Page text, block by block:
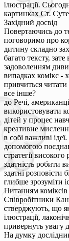
ілюстрації.
картинках Ст.
Західний досвід
Повертаючись до
поговоримо про
дитину складно
багато тексту,
задоволенням
випадках комікс
привчиться читати
все інше?
до Речі,
використовувати
дітей у процес
креативне
в собі важливі
допомогою
стратегії
здатність робити
здатні розповісти
глибше зрозуміти
Питанням коміксів
Співробітники
стверджують, що
ілюстрації,
привернуть увагу
На думку